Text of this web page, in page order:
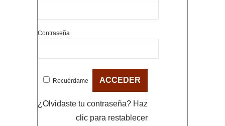
Contraseña
Recuérdame
¿Olvidaste tu contraseña? Haz
clic para restablecer